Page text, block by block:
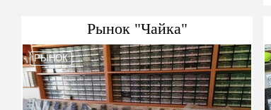
Рынок "Чайка"
РЫНОК